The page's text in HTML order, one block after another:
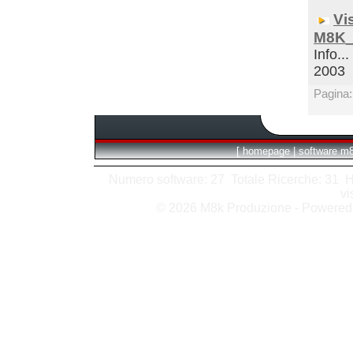
Info...
2003
[ homepage | software